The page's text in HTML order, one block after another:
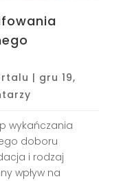
| gru 19,
wykańczania
doboru
i rodzaj
wpływ na